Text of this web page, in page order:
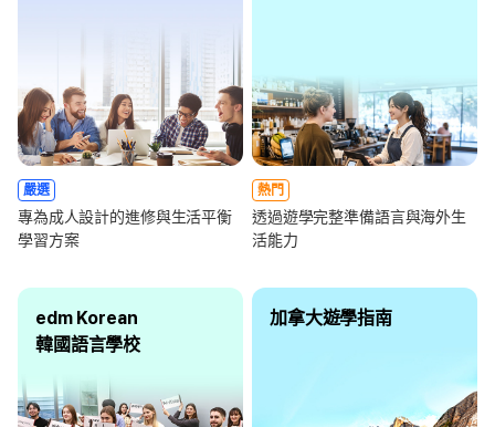
嚴選
專為成人設計的進修與生活平衡
學習方案
熱門
透過遊學完整準備語言與海外生
活能力
edm Korean
韓國語言學校
加拿大遊學指南